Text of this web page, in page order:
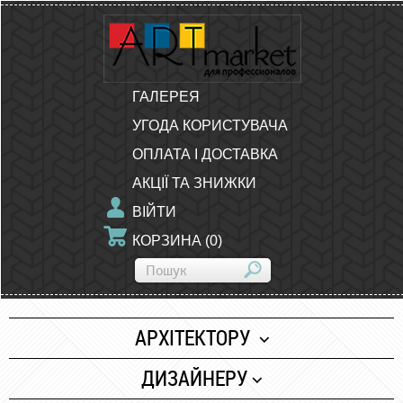
ГАЛЕРЕЯ
УГОДА КОРИСТУВАЧА
ОПЛАТА І ДОСТАВКА
АКЦІЇ ТА ЗНИЖКИ
ВІЙТИ
КОРЗИНА (0)
АРХІТЕКТОРУ
Папір
ДИЗАЙНЕРУ